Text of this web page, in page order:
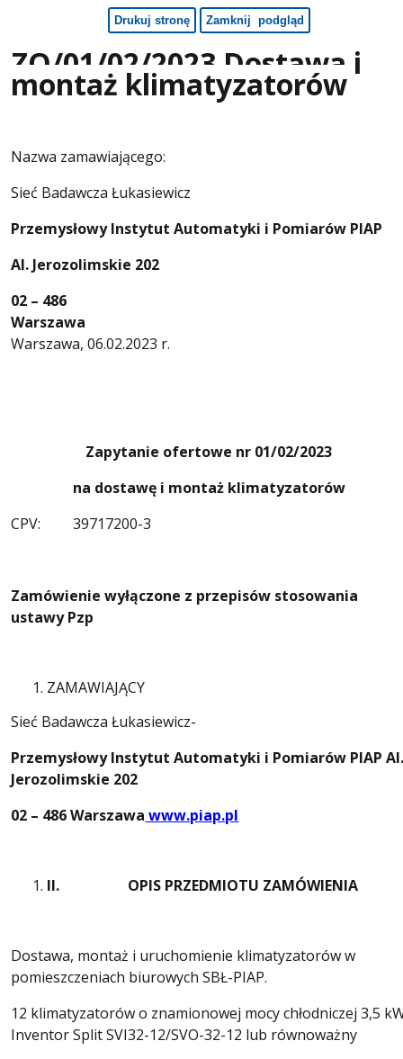
ZO/01/02/2023 Dostawa i
montaż klimatyzatorów
Nazwa zamawiającego:
Sieć Badawcza Łukasiewicz
Przemysłowy Instytut Automatyki i Pomiarów PIAP
Al. Jerozolimskie 202
02 – 486
Warszawa, 06.02.2023 r.
Zapytanie ofertowe nr 01/02/2023
na dostawę i montaż klimatyzatorów
CPV: 39717200-3
Zamówienie wyłączone z przepisów stosowania
ustawy Pzp
ZAMAWIAJĄCY
Sieć Badawcza Łukasiewicz-
Przemysłowy Instytut Automatyki i Pomiarów PIAP
Jerozolimskie 202
02 – 486 Warszawa www.piap.pl
II. OPIS PRZEDMIOTU ZAMÓWIENIA
Dostawa, montaż i uruchomienie klimatyzatorów w
pomieszczeniach biurowych SBŁ-PIAP.
12 klimatyzatorów o znamionowej mocy chłodniczej 3,5
Inventor Split SVI32-12/SVO-32-12 lub równoważny